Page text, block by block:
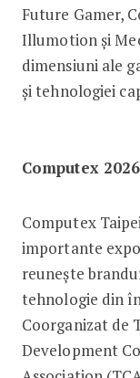
Future Gamer,
Illumotion și
dimensiuni ale
și tehnologiei
Computex 2026
Computex
importante
reunește
tehnologie din
Coorganizat de
Development